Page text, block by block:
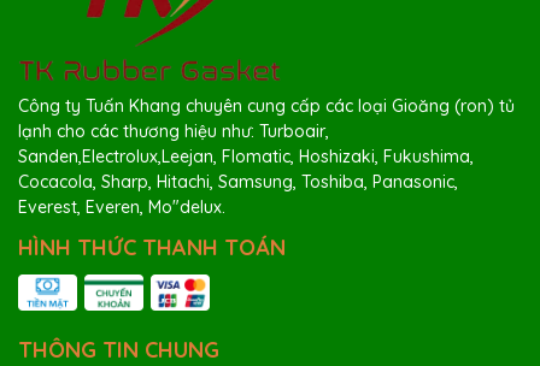
Công ty Tuấn Khang chuyên cung cấp các loại Gioăng (ron) tủ
lạnh cho các thương hiệu như: Turboair,
Sanden,Electrolux,Leejan, Flomatic, Hoshizaki, Fukushima,
Cocacola, Sharp, Hitachi, Samsung, Toshiba, Panasonic,
Everest, Everen, Mo"delux.
HÌNH THỨC THANH TOÁN
THÔNG TIN CHUNG